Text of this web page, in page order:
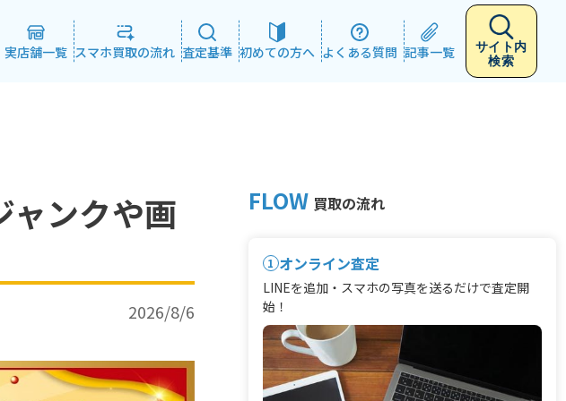
実店舗一覧 スマホ買取の流れ 査定基準 初めての方へ よくある質問 記事一覧
サイト内
検索
ャンクや画
2026/8/6
FLOW 買取の流れ
1 オンライン査定
LINEを追加・スマホの写真を送るだけで査定開
始！